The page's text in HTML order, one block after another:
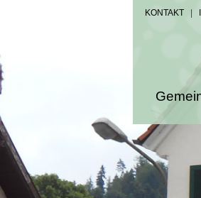
KONTAKT